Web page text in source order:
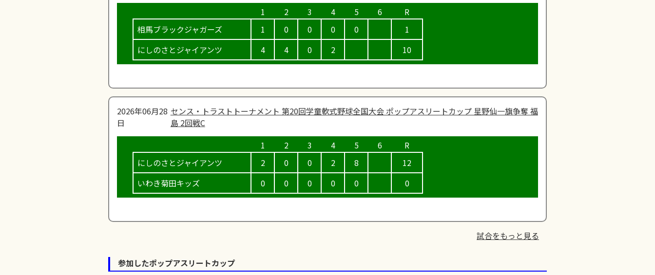
相馬ブラックジャガーズ
にしのさとジャイアンツ
1
4
0
4
0
0
0
2
0
1
10
2026年06月28
日
センス・トラストトーナメント 第20回学童軟式野球全国大会 ポップアスリートカップ 星野仙一旗争奪 福
島 2回戦C
にしのさとジャイアンツ
いわき菊田キッズ
2
0
0
0
0
0
2
0
8
0
12
0
試合をもっと見る
参加したポップアスリートカップ